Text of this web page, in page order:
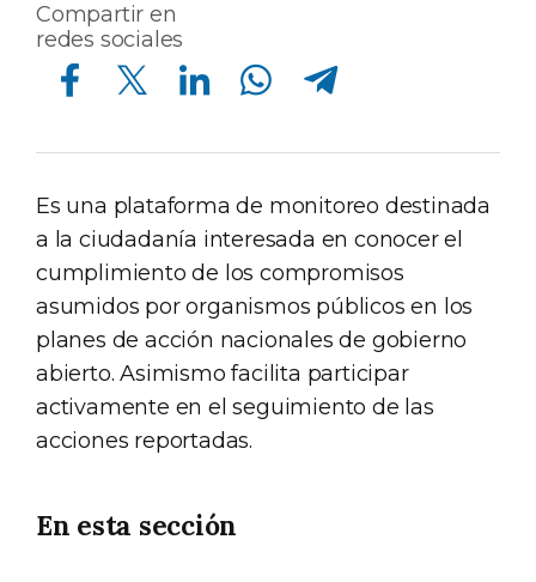
Compartir en
redes sociales
Compartir en Facebook Compartir en Twitter Compartir en Linkedin Compartir en Whatsapp Compartir en Telegram
Es una plataforma de monitoreo destinada
a la ciudadanía interesada en conocer el
cumplimiento de los compromisos
asumidos por organismos públicos en los
planes de acción nacionales de gobierno
abierto. Asimismo facilita participar
activamente en el seguimiento de las
acciones reportadas.
En esta sección